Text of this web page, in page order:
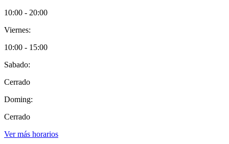
10:00 - 20:00
Viernes:
10:00 - 15:00
Sabado:
Cerrado
Doming:
Cerrado
Ver más horarios